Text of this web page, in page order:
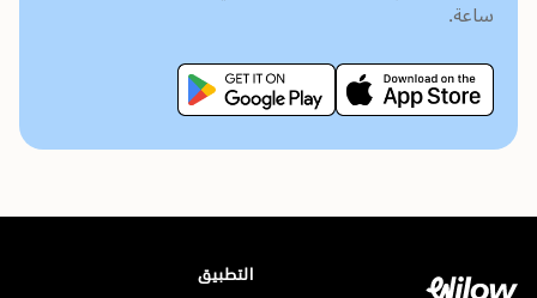
ساعة.
التطبيق